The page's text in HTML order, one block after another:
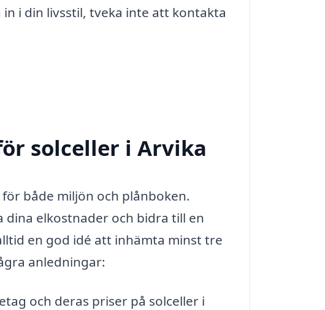
i din livsstil, tveka inte att kontakta
solceller i Arvika
både miljön och plånboken.
elkostnader och bidra till en
en god idé att inhämta minst tre
anledningar:
och deras priser på solceller i